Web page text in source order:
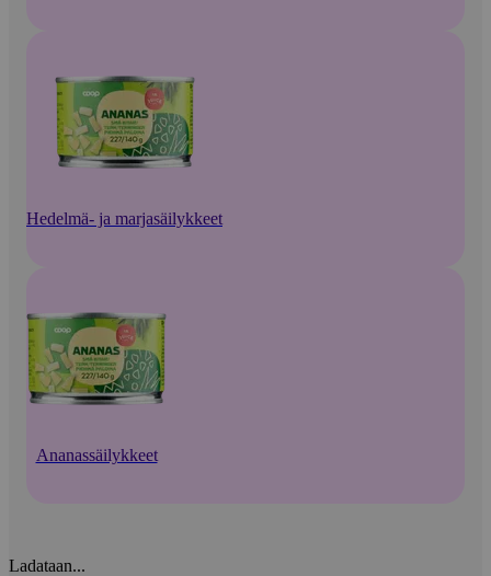
Hedelmä- ja marjasäilykkeet
Ananassäilykkeet
Ladataan...